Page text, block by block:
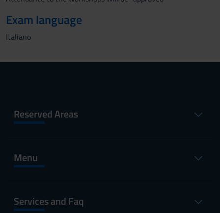
Exam language
Italiano
Reserved Areas
Menu
Services and Faq